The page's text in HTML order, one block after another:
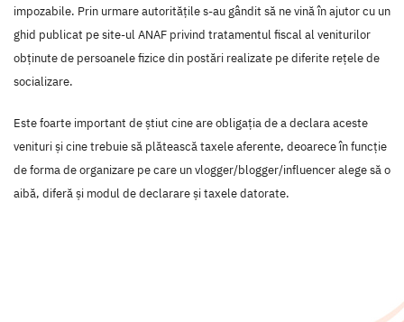
impozabile. Prin urmare autoritățile s-au gândit să ne vină în ajutor cu un
ghid publicat pe site-ul ANAF privind tratamentul fiscal al veniturilor
obținute de persoanele fizice din postări realizate pe diferite rețele de
socializare.
Este foarte important de știut cine are obligația de a declara aceste
venituri și cine trebuie să plătească taxele aferente, deoarece în funcție
de forma de organizare pe care un vlogger/blogger/influencer alege să o
aibă, diferă și modul de declarare și taxele datorate.